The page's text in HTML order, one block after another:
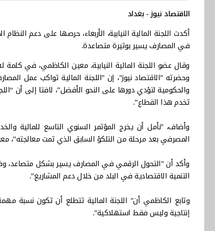
الاقتصاد نيوز - بغداد
أكدت اللجنة المالية النيابية، الأربعاء، حرصها على دعم
في المصارف يسير بوتيرة متصاعدة.
وقال عضو اللجنة المالية النيابية، معين الكاظمي، في
وحضرته "الاقتصاد نيوز"، إن "اللجنة المالية تواكب عمل
والحكومية لتؤدي دورها على النحو الأفضل”، لافتا إلى أن
تخدم هذا القطاع”.
وأضاف، "نأمل أن يخرج المؤتمر السنوي التاسع للمالية
المصرفي بعد مرحلة من التلكؤ السابق الذي تمت معالجته”،
وأكد أن "التحول الرقمي في المصارف يسير بشكل متصاعد،
التنمية الاقتصادية في البلد من خلال دعم المشاريع".
إنتاجية وليس فقط استهلاكية".